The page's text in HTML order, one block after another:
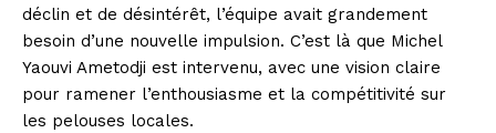
déclin et de désintérêt, l’équipe avait grandement
besoin d’une nouvelle impulsion. C’est là que Michel
Yaouvi Ametodji est intervenu, avec une vision claire
pour ramener l’enthousiasme et la compétitivité sur
les pelouses locales.